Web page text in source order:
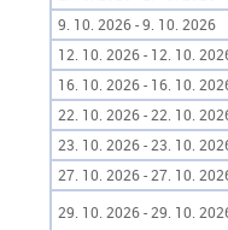
9. 10. 2026 - 9. 10. 2026
12. 10. 2026 - 12. 10.
16. 10. 2026 - 16. 10.
22. 10. 2026 - 22. 10.
23. 10. 2026 - 23. 10.
27. 10. 2026 - 27. 10.
29. 10. 2026 - 29. 10.